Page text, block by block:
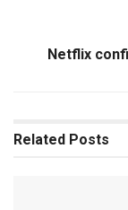
Netflix
Related Posts